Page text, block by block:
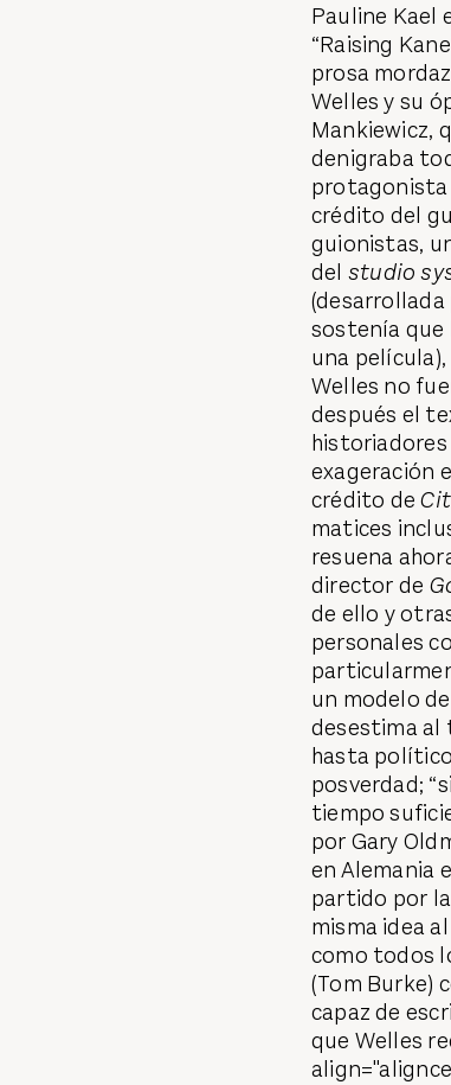
Pauline Kael
“Raising
prosa
Welles y su
Mankiewicz,
denigraba
protagonista
crédito del
guionistas,
del studio
(desarrollada
sostenía
una
Welles no
después el
exageración
crédito de
matices
resuena
director de
de ello y
personales
un modelo
desestima
hasta
posverdad;
tiempo
por Gary
en Alemania
partido por
misma idea
como todos
(Tom Burke)
capaz de
que Welles